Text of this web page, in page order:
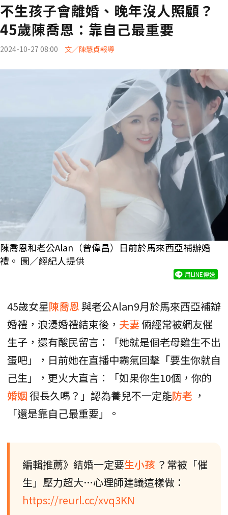
不生孩子會離婚、晚年沒人照顧？
45歲陳喬恩：靠自己最重要
2024-10-27 08:00 文／陳慧貞報導
陳喬恩和老公Alan（曾偉昌）日前於馬來西亞補辦婚
禮。 圖／經紀人提供
用LINE傳送
45歲女星陳喬恩與老公Alan9月於馬來西亞補辦
婚禮，浪漫婚禮結束後， 夫妻倆經常被網友催
生子，還有酸民留言：「她就是個老母雞生不出
蛋吧」，日前她在直播中霸氣回擊「要生你就自
己生」，更火大直言：「如果你生10個，你的
婚姻很長久嗎？」認為養兒不一定能防老 ，
「還是靠自己最重要」。
編輯推薦》結婚一定要生小孩 ？常被「催
生」壓力超大…心理師建議這樣做：
https://reurl.cc/xvq3KN